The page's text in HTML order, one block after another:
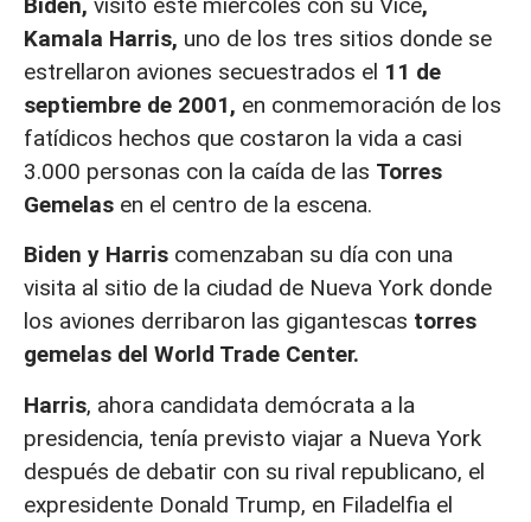
Kamala Harris, uno de los tres sitios donde se
estrellaron aviones secuestrados el 11 de
septiembre de 2001, en conmemoración de los
fatídicos hechos que costaron la vida a casi
3.000 personas con la caída de las Torres
Gemelas en el centro de la escena.
Biden y Harris comenzaban su día con una
visita al sitio de la ciudad de Nueva York donde
los aviones derribaron las gigantescas torres
gemelas del World Trade Center.
Harris, ahora candidata demócrata a la
presidencia, tenía previsto viajar a Nueva York
después de debatir con su rival republicano, el
expresidente Donald Trump, en Filadelfia el